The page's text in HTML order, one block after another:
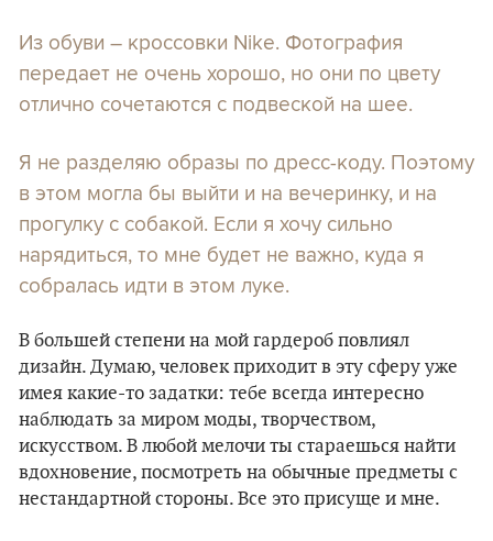
Из обуви – кроссовки Nike. Фотография
передает не очень хорошо, но они по цвету
отлично сочетаются с подвеской на шее.
Я не разделяю образы по дресс-коду. Поэтому
в этом могла бы выйти и на вечеринку, и на
прогулку с собакой. Если я хочу сильно
нарядиться, то мне будет не важно, куда я
собралась идти в этом луке.
В большей степени на мой гардероб повлиял
дизайн. Думаю, человек приходит в эту сферу уже
имея какие-то задатки: тебе всегда интересно
наблюдать за миром моды, творчеством,
искусством. В любой мелочи ты стараешься найти
вдохновение, посмотреть на обычные предметы с
нестандартной стороны. Все это присуще и мне.